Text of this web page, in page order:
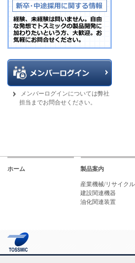
メンバーログインについては弊社
担当までお問合せください。
ホーム 製品案内
産業機械/リサイク
建設関連機器
油化関連装置